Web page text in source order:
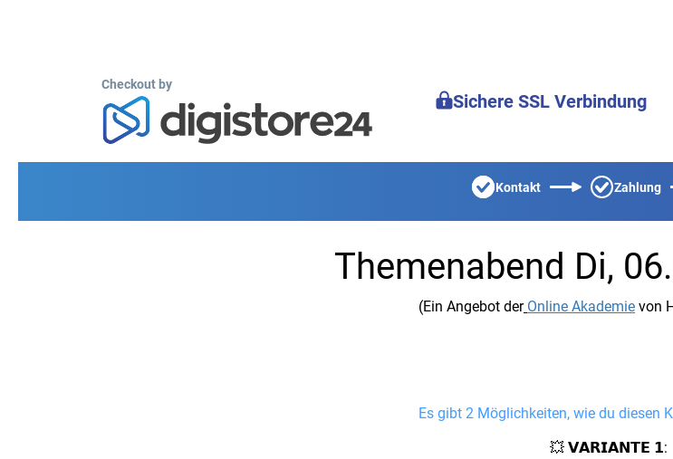
Checkout by
Sichere SSL Verbindung
Kontakt Zahlung
Themenabend Di,
(Ein Angebot der Online Akademie von
Es gibt 2 Möglichkeiten, wie du diesen
💥 𝗩𝗔𝗥𝗜𝗔𝗡𝗧𝗘 𝟭: